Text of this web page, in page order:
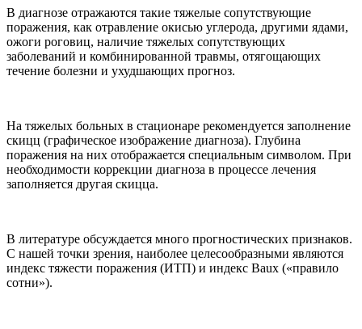
В диагнозе отражаются такие тяжелые сопутствующие
поражения, как отравление окисью углерода, другими ядами,
ожоги роговиц, наличие тяжелых сопутствующих
заболеваний и комбинированной травмы, отягощающих
течение болезни и ухудшающих прогноз.
На тяжелых больных в стационаре рекомендуется заполнение
скицц (графическое изображение диагноза). Глубина
поражения на них отображается специальным символом. При
необходимости коррекции диагноза в процессе лечения
заполняется другая скицца.
В литературе обсуждается много прогностических признаков.
С нашей точки зрения, наиболее целесообразными являются
индекс тяжести поражения (ИТП) и индекс Baux («правило
сотни»).